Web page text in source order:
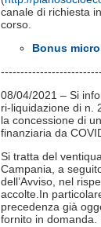
canale di richiesta
corso.
Bonus
08/04/2021 – Si
ri-liquidazione di n.
la concessione di
finanziaria da
Si tratta del
Campania, a
dell’Avviso, nel
accolte.In
precedenza già
fornito in domanda.